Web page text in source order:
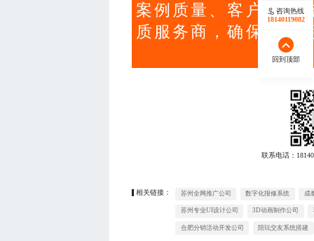
案例质量、客户评价
质服务商，确保节日
联系电话：
相关链接： 苏州全网推广公司 数字化报修系统 成
苏州专业UI设计公司 3D动画制作公司
合肥分销活动开发公司 陪玩交友系统搭建
咨询热线
18140119082
回到顶部